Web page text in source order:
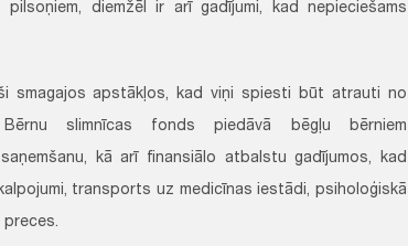
diemžēl ir arī gadījumi, kad nepieciešams
smagajos apstākļos, kad viņi spiesti būt atrauti no
slimnīcas fonds piedāvā bēgļu bērniem
kā arī finansiālo atbalstu gadījumos, kad
transports uz medicīnas iestādi, psiholoģiskā
preces.